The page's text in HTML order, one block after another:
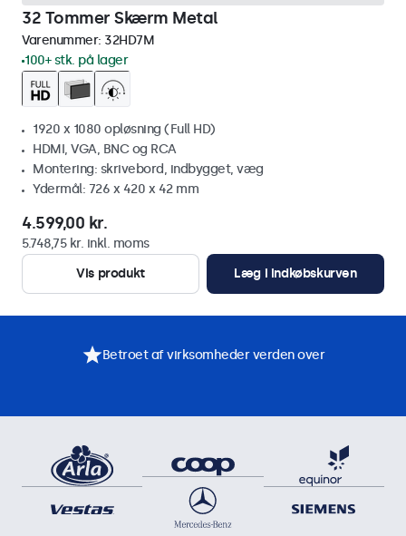
32 Tommer Skærm Metal
Varenummer: 32HD7M
100+ stk. på lager
1920 x 1080 opløsning (Full HD)
HDMI, VGA, BNC og RCA
Montering: skrivebord, indbygget, væg
Ydermål: 726 x 420 x 42 mm
4.599,00 kr.
5.748,75 kr. inkl. moms
Vis produkt
Læg i indkøbskurven
Betroet af virksomheder verden over